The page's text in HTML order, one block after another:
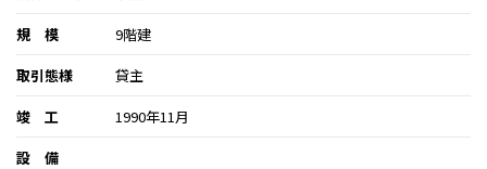
規 模
9階建
取引態様
貸主
竣 工
1990年11月
設 備